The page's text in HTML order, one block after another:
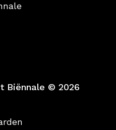
Biënnale © 2026